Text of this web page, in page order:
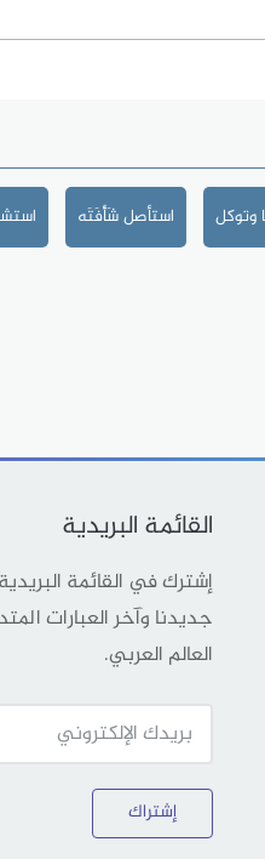
وتوكل استأصل شَأْفَتَه
القائمة البريدية
إشترك في القائمة
جديدنا وآخر العبارات
العالم العربي.
إشتراك